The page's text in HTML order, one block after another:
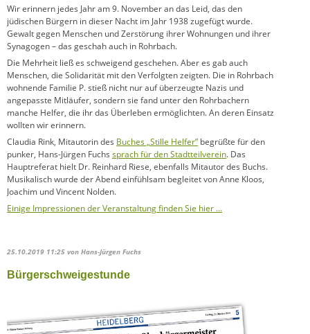
Wir erinnern jedes Jahr am 9. November an das Leid, das den
jüdischen Bürgern in dieser Nacht im Jahr 1938 zugefügt wurde.
Gewalt gegen Menschen und Zerstörung ihrer Wohnungen und ihrer
Synagogen – das geschah auch in Rohrbach.
Die Mehrheit ließ es schweigend geschehen. Aber es gab auch
Menschen, die Solidarität mit den Verfolgten zeigten. Die in Rohrbach
wohnende Familie P. stieß nicht nur auf überzeugte Nazis und
angepasste Mitläufer, sondern sie fand unter den Rohrbachern
manche Helfer, die ihr das Überleben ermöglichten. An deren Einsatz
wollten wir erinnern.
Claudia Rink, Mitautorin des Buches „Stille Helfer” begrüßte für den
punker, Hans-Jürgen Fuchs sprach für den Stadtteilverein. Das
Hauptreferat hielt Dr. Reinhard Riese, ebenfalls Mitautor des Buchs.
Musikalisch wurde der Abend einfühlsam begleitet von Anne Kloos,
Joachim und Vincent Nolden.
Einige Impressionen der Veranstaltung finden Sie hier ...
25.10.2019 11:25 von Hans-Jürgen Fuchs
Bürgerschweigestunde